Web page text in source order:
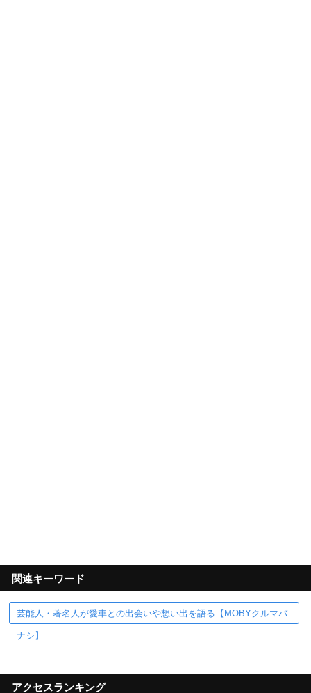
関連キーワード
芸能人・著名人が愛車との出会いや想い出を語る【MOBYクルマバ
ナシ】
アクセスランキング